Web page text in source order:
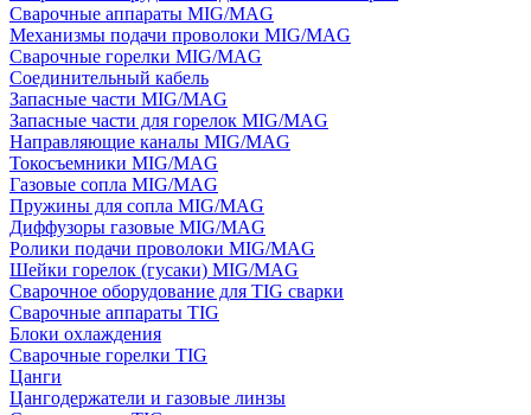
Сварочные аппараты MIG/MAG
Механизмы подачи проволоки MIG/MAG
Сварочные горелки MIG/MAG
Соединительный кабель
Запасные части MIG/MAG
Запасные части для горелок MIG/MAG
Направляющие каналы MIG/MAG
Токосъемники MIG/MAG
Газовые сопла MIG/MAG
Пружины для сопла MIG/MAG
Диффузоры газовые MIG/MAG
Ролики подачи проволоки MIG/MAG
Шейки горелок (гусаки) MIG/MAG
Сварочное оборудование для TIG сварки
Сварочные аппараты TIG
Блоки охлаждения
Сварочные горелки TIG
Цанги
Цангодержатели и газовые линзы